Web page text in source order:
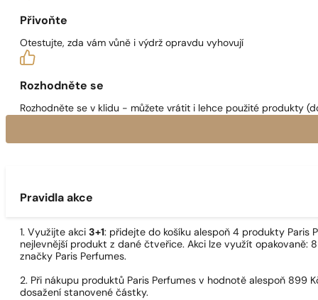
Přivoňte
Otestujte, zda vám vůně i výdrž opravdu vyhovují
Rozhodněte se
Rozhodněte se v klidu - můžete vrátit i lehce použité produkty
Pravidla akce
1. Využijte akci 3+1: přidejte do košíku alespoň 4 produkty
nejlevnější produkt z dané čtveřice. Akci lze využít opakovaně:
značky Paris Perfumes.
2. Při nákupu produktů Paris Perfumes v hodnotě alespoň
dosažení stanovené částky.